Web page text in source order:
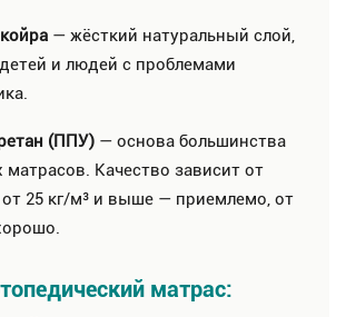
— жёсткий натуральный слой,
и людей с проблемами
(ППУ) — основа большинства
Качество зависит от
от 25 кг/м³ и выше — приемлемо, от
матрас: